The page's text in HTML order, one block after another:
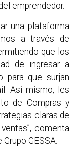
emprendedor.
una plataforma
a través de
que los
de ingresar a
para que surjan
Así mismo, les
de Compras y
claras de
comenta
GESSA.